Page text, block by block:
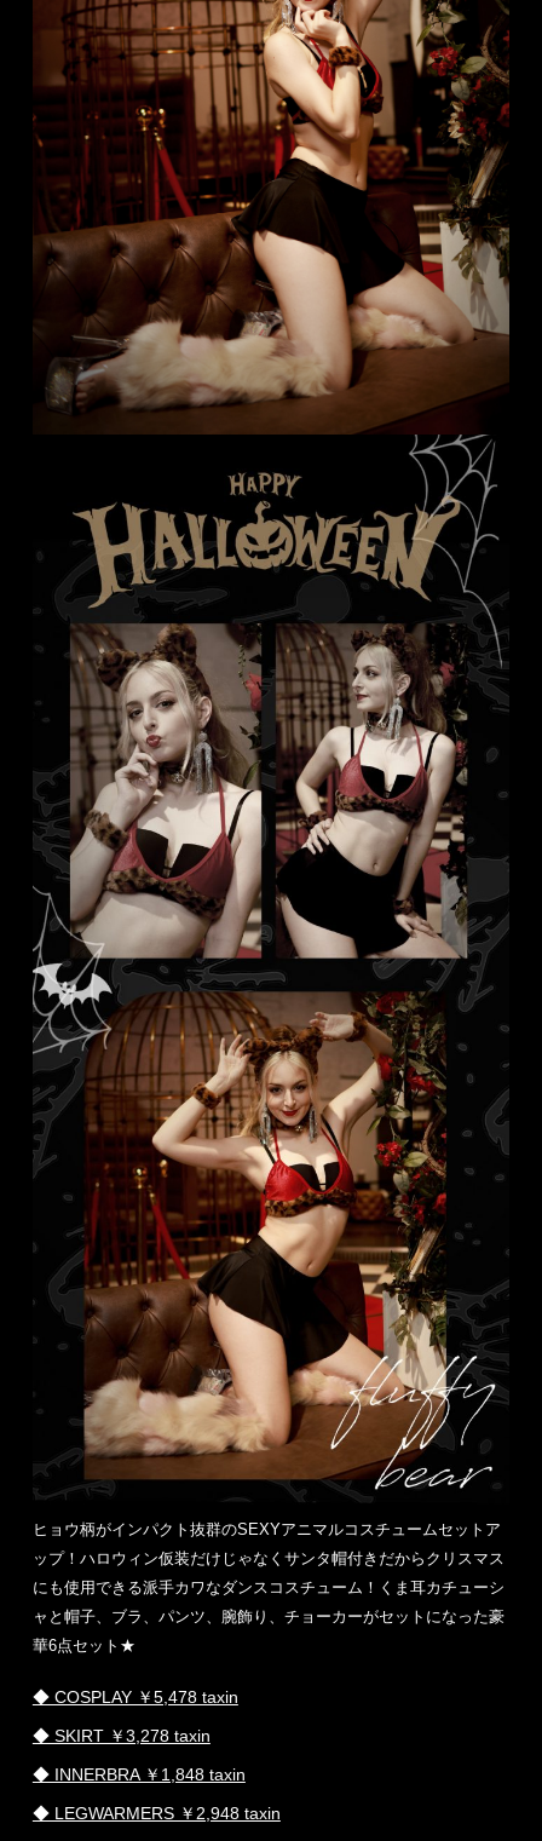
ヒョウ柄がインパクト抜群のSEXYアニマルコスチュームセットア
ップ！ハロウィン仮装だけじゃなくサンタ帽付きだからクリスマス
にも使用できる派手カワなダンスコスチューム！くま耳カチューシ
ャと帽子、ブラ、パンツ、腕飾り、チョーカーがセットになった豪
華6点セット★
◆ COSPLAY ￥5,478 taxin
◆ SKIRT ￥3,278 taxin
◆ INNERBRA ￥1,848 taxin
◆ LEGWARMERS ￥2,948 taxin